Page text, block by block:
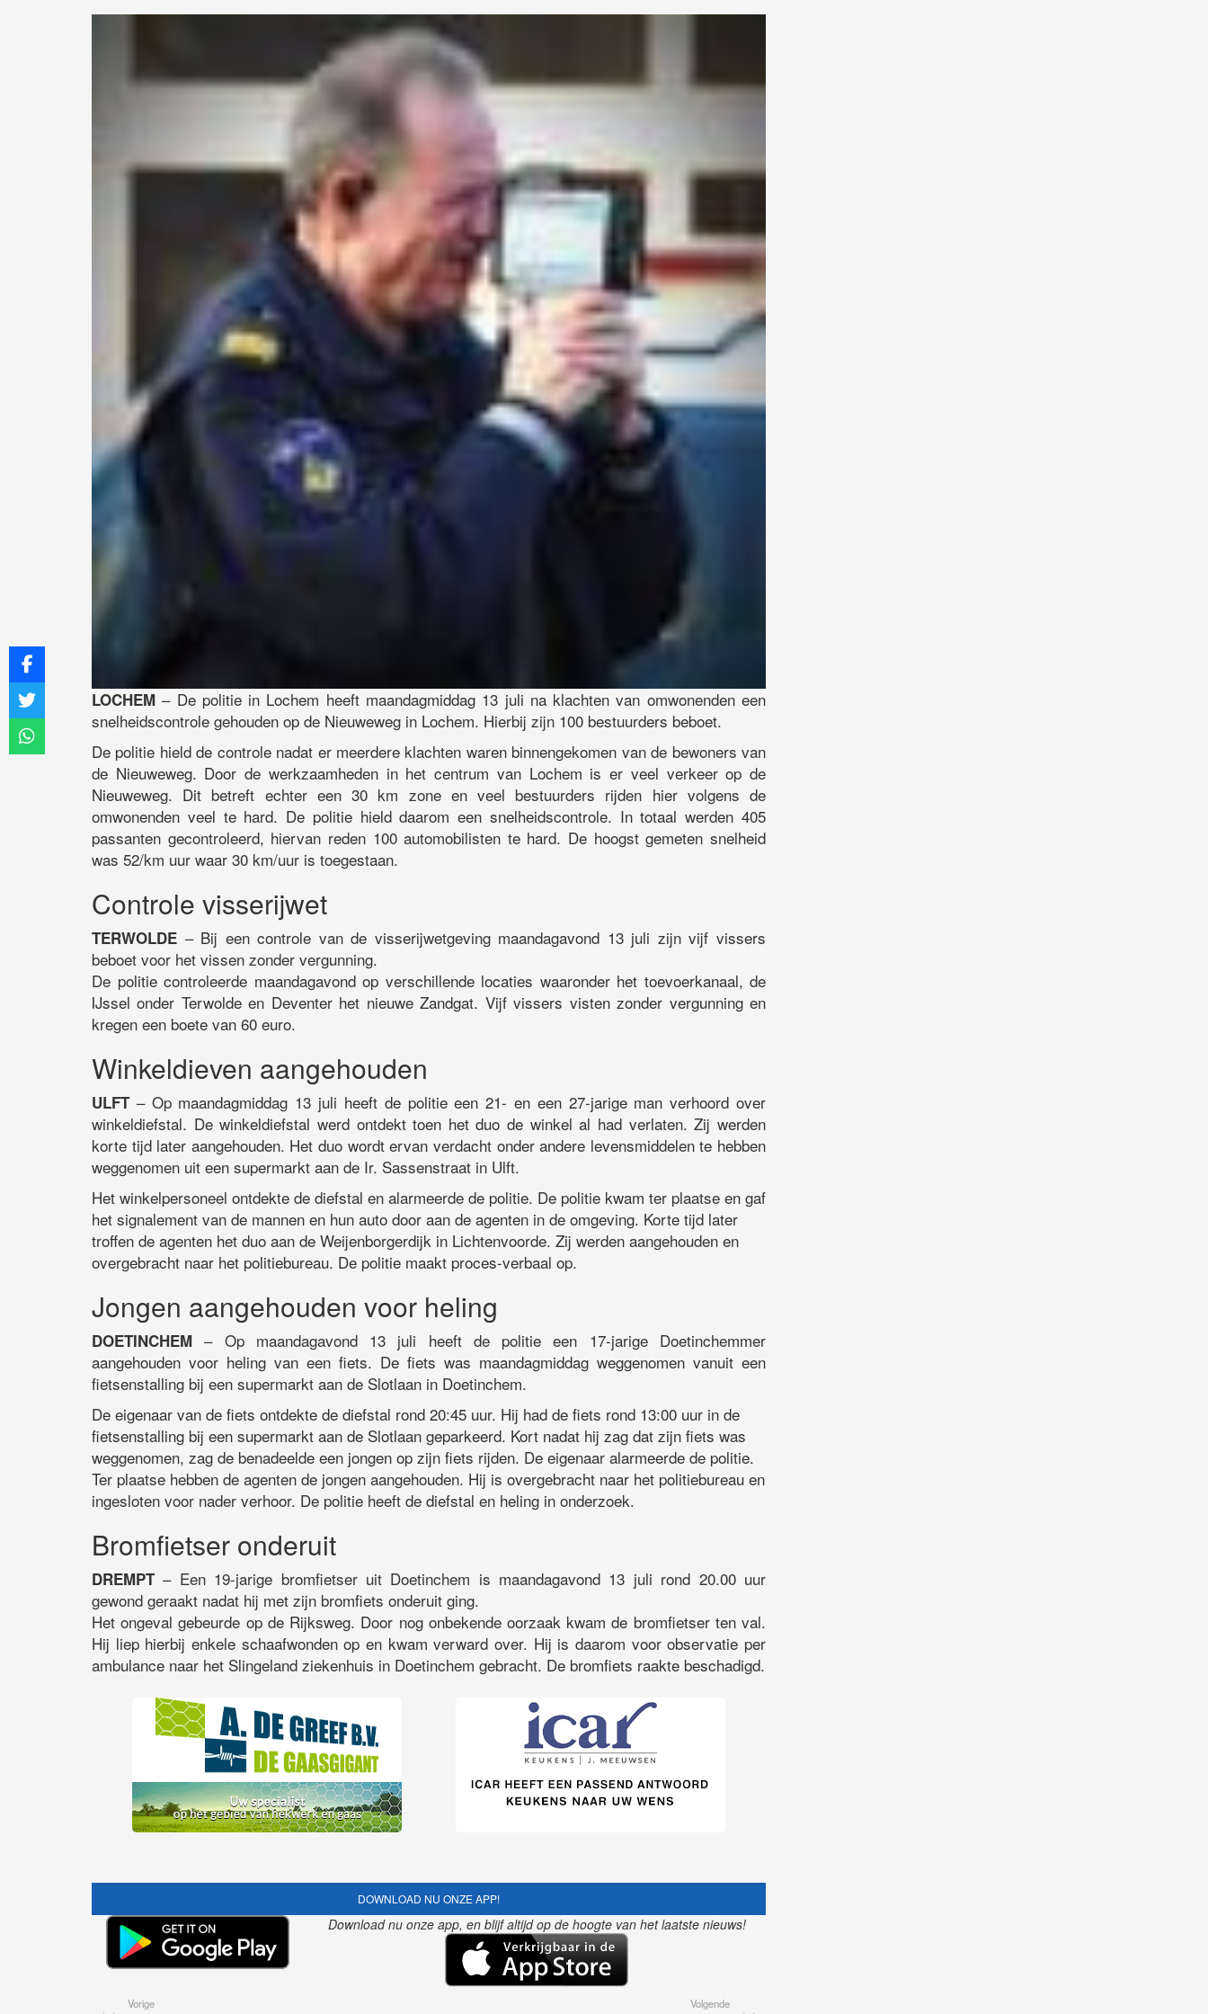
LOCHEM– De politie in Lochem heeft maandagmiddag 13 juli na klachten van omwonenden een
snelheidscontrole gehouden op de Nieuweweg in Lochem. Hierbij zijn 100 bestuurders beboet.
De politie hield de controle nadat er meerdere klachten waren binnengekomen van de bewoners van
de Nieuweweg. Door de werkzaamheden in het centrum van Lochem is er veel verkeer op de
Nieuweweg. Dit betreft echter een 30 km zone en veel bestuurders rijden hier volgens de
omwonenden veel te hard. De politie hield daarom een snelheidscontrole. In totaal werden 405
passanten gecontroleerd, hiervan reden 100 automobilisten te hard. De hoogst gemeten snelheid
was 52/km uur waar 30 km/uur is toegestaan.
Controle visserijwet
TERWOLDE – Bij een controle van de visserijwetgeving maandagavond 13 juli zijn vijf vissers
beboet voor het vissen zonder vergunning.
De politie controleerde maandagavond op verschillende locaties waaronder het toevoerkanaal, de
IJssel onder Terwolde en Deventer het nieuwe Zandgat. Vijf vissers visten zonder vergunning en
kregen een boete van 60 euro.
Winkeldieven aangehouden
ULFT – Op maandagmiddag 13 juli heeft de politie een 21- en een 27-jarige man verhoord over
winkeldiefstal. De winkeldiefstal werd ontdekt toen het duo de winkel al had verlaten. Zij werden
korte tijd later aangehouden. Het duo wordt ervan verdacht onder andere levensmiddelen te hebben
weggenomen uit een supermarkt aan de Ir. Sassenstraat in Ulft.
Het winkelpersoneel ontdekte de diefstal en alarmeerde de politie. De politie kwam ter plaatse en gaf
het signalement van de mannen en hun auto door aan de agenten in de omgeving. Korte tijd later
troffen de agenten het duo aan de Weijenborgerdijk in Lichtenvoorde. Zij werden aangehouden en
overgebracht naar het politiebureau. De politie maakt proces-verbaal op.
Jongen aangehouden voor heling
DOETINCHEM– Op maandagavond 13 juli heeft de politie een 17-jarige Doetinchemmer
aangehouden voor heling van een fiets. De fiets was maandagmiddag weggenomen vanuit een
fietsenstalling bij een supermarkt aan de Slotlaan in Doetinchem.
De eigenaar van de fiets ontdekte de diefstal rond 20:45 uur. Hij had de fiets rond 13:00 uur in de
fietsenstalling bij een supermarkt aan de Slotlaan geparkeerd. Kort nadat hij zag dat zijn fiets was
weggenomen, zag de benadeelde een jongen op zijn fiets rijden. De eigenaar alarmeerde de politie.
Ter plaatse hebben de agenten de jongen aangehouden. Hij is overgebracht naar het politiebureau en
ingesloten voor nader verhoor. De politie heeft de diefstal en heling in onderzoek.
Bromfietser onderuit
DREMPT– Een 19-jarige bromfietser uit Doetinchem is maandagavond 13 juli rond 20.00 uur
gewond geraakt nadat hij met zijn bromfiets onderuit ging.
Het ongeval gebeurde op de Rijksweg. Door nog onbekende oorzaak kwam de bromfietser ten val.
Hij liep hierbij enkele schaafwonden op en kwam verward over. Hij is daarom voor observatie per
ambulance naar het Slingeland ziekenhuis in Doetinchem gebracht. De bromfiets raakte beschadigd.
DOWNLOAD NU ONZE APP!
Download nu onze app, en blijf altijd op de hoogte van het laatste nieuws!
Vorige Volgende